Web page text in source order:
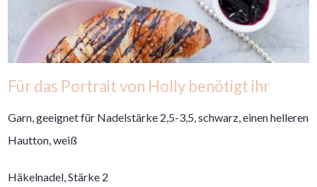
Für das Portrait von Holly benötigt ihr
Garn, geeignet für Nadelstärke 2,5-3,5, schwarz, einen helleren
Hautton, weiß
Häkelnadel, Stärke 2